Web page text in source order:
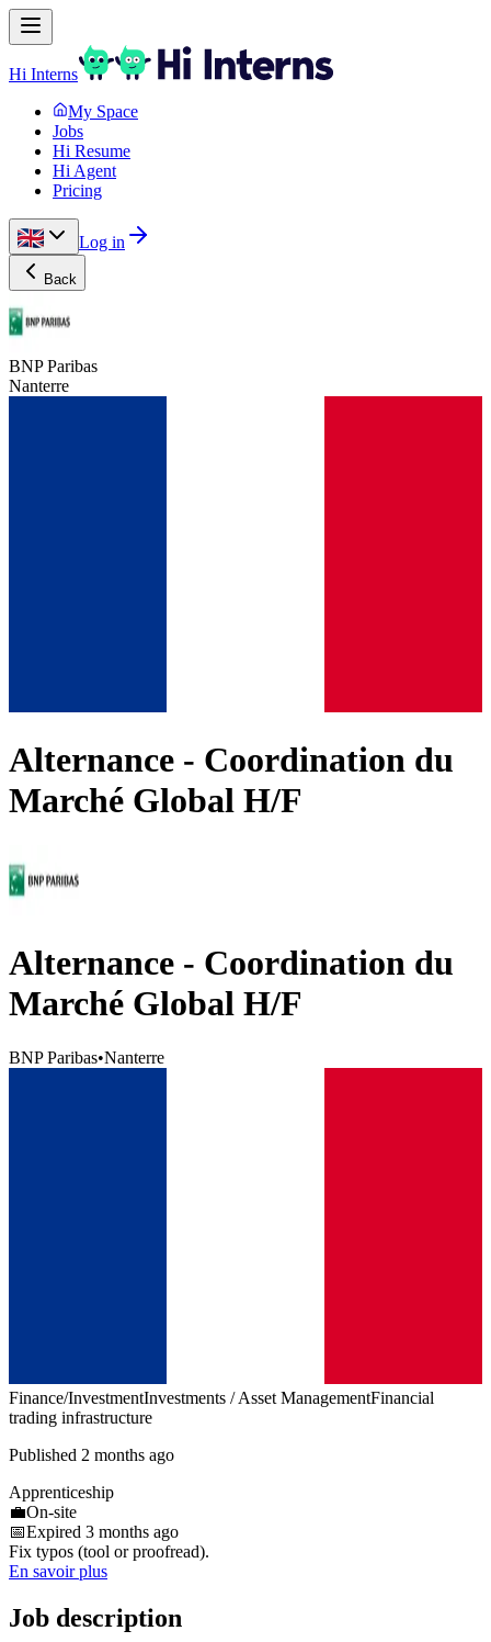
Hi Interns
My Space
Jobs
Hi Resume
Hi Agent
Pricing
Log in
Back
BNP Paribas
Nanterre
Alternance - Coordination du
Marché Global H/F
Alternance - Coordination du
Marché Global H/F
BNP Paribas•Nanterre
Finance/InvestmentInvestments / Asset ManagementFinancial
trading infrastructure
Published 2 months ago
Apprenticeship
💼On-site
📅Expired 3 months ago
Fix typos (tool or proofread).
En savoir plus
Job description